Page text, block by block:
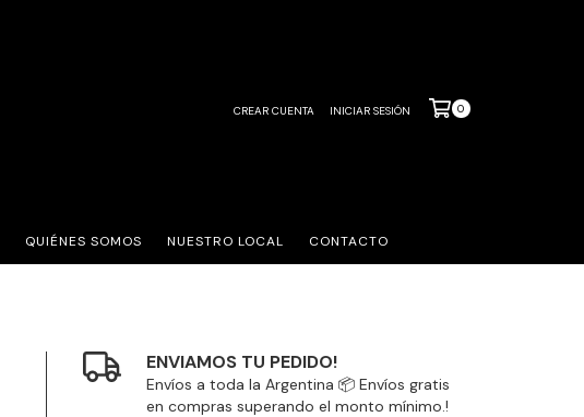
CREAR CUENTA INICIAR SESIÓN 0
QUIÉNES SOMOS NUESTRO LOCAL CONTACTO
ENVIAMOS TU PEDIDO!
Envíos a toda la Argentina 📦 Envíos gratis
en compras superando el monto mínimo.!